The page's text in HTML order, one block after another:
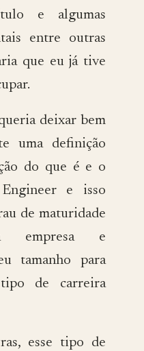
e algumas
entre outras
que eu já tive
deixar bem
uma definição
do que é e o
e isso
de maturidade
empresa e
tamanho para
tipo de carreira
esse tipo de